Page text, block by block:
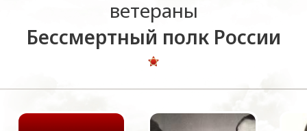
ветераны
Бессмертный полк России